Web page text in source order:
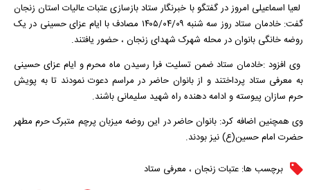
لعیا اسماعیلی امروز در گفتگو با خبرنگار ستاد بازسازی عتبات عالیات استان زنجان
گفت: خادمان ستاد روز سه شنبه ۱۴۰۵/۰۴/۰۹ مصادف با ایام عزای حسینی در یک
روضه خانگی بانوان در محله شهرک شهدای زنجان ، حضور یافتند.
وی افزود :خادمان ستاد ضمن تسلیت فرا رسیدن ماه محرم و ایام عزای حسینی
به معرفی ستاد پرداختند و از بانوان حاضر در مراسم دعوت نمودند تا به پویش
حرم سازان پیوسته و ادامه دهنده راه شهید سلیمانی باشند.
وی همچنین اضافه کرد: بانوان حاضر در این روضه میزبان پرچم متبرک حرم مطهر
حضرت امام حسین(ع) نیز بودند.
برچسب ها: عتبات زنجان ، معرفی ستاد